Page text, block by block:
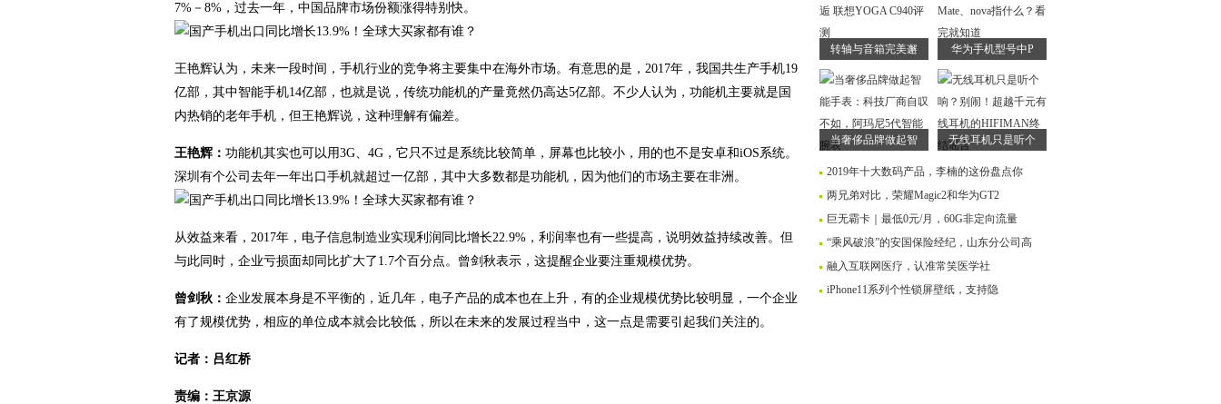
7%－8%，过去一年，中国品牌市场份额涨得特别快。
王艳辉认为，未来一段时间，手机行业的竞争将主要集中在海外市场。有意思的是，2017年，我国共生产手机19
亿部，其中智能手机14亿部，也就是说，传统功能机的产量竟然仍高达5亿部。不少人认为，功能机主要就是国
内热销的老年手机，但王艳辉说，这种理解有偏差。
王艳辉： 功能机其实也可以用3G、4G，它只不过是系统比较简单，屏幕也比较小，用的也不是安卓和iOS系统。
深圳有个公司去年一年出口手机就超过一亿部，其中大多数都是功能机，因为他们的市场主要在非洲。
从效益来看，2017年，电子信息制造业实现利润同比增长22.9%，利润率也有一些提高，说明效益持续改善。但
与此同时，企业亏损面却同比扩大了1.7个百分点。曾剑秋表示，这提醒企业要注重规模优势。
曾剑秋： 企业发展本身是不平衡的，近几年，电子产品的成本也在上升，有的企业规模优势比较明显，一个企业
有了规模优势，相应的单位成本就会比较低，所以在未来的发展过程当中，这一点是需要引起我们关注的。
记者：吕红桥
责编：王京源
转轴与音箱完美邂 华为手机型号中P
当奢侈品牌做起智 无线耳机只是听个
2019年十大数码产品，李楠的这份盘点你
两兄弟对比，荣耀Magic2和华为GT2
巨无霸卡｜最低0元/月，60G非定向流量
“乘风破浪”的安国保险经纪，山东分公司高
融入互联网医疗，认准常笑医学社
iPhone11系列个性锁屏壁纸，支持隐